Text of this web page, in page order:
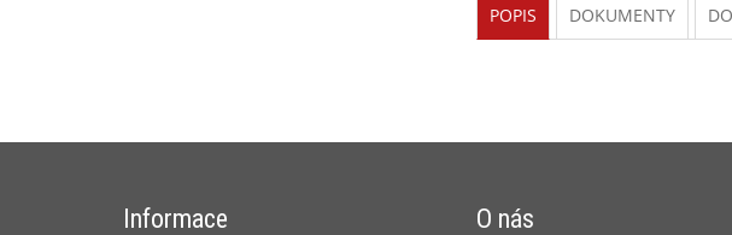
POPIS DOKUMENTY
Informace O nás